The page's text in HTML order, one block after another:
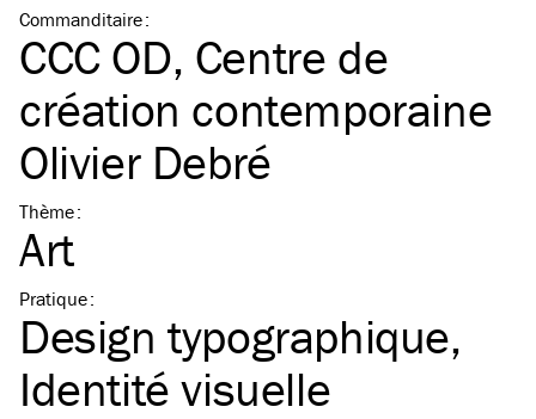
Commanditaire:
CCC OD, Centre de
création contemporaine
Olivier Debré
Thème:
Art
Pratique:
Design typographique
Identité visuelle